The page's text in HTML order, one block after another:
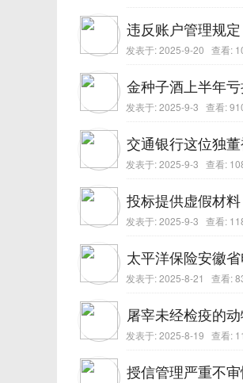
违反账户管理规
发表于:2025-9-20 查看:
金种子酒上半年
发表于:2025-9-3 查看:
交通银行这位独
发表于:2025-9-3 查看:
投标提供虚假材
发表于:2025-9-3 查看:
太平洋保险安徽
发表于:2025-8-21 查看:
屠宰未经检疫的
发表于:2025-8-19 查看:
授信管理严重不